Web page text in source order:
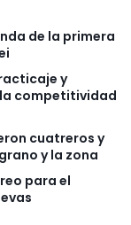
de la primera
y
competitividad
cuatreros y
y la zona
para el